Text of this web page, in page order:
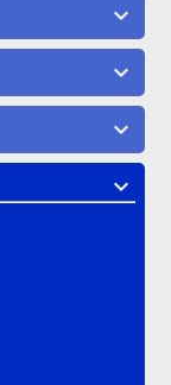
expand_more
expand_more
expand_more
expand_more